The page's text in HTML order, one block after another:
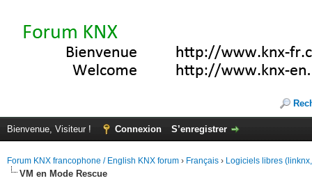
Bienvenue, Visiteur ! Connexion S’enregistrer
Forum KNX francophone / English KNX forum › Français › Logiciels libres
VM en Mode Rescue